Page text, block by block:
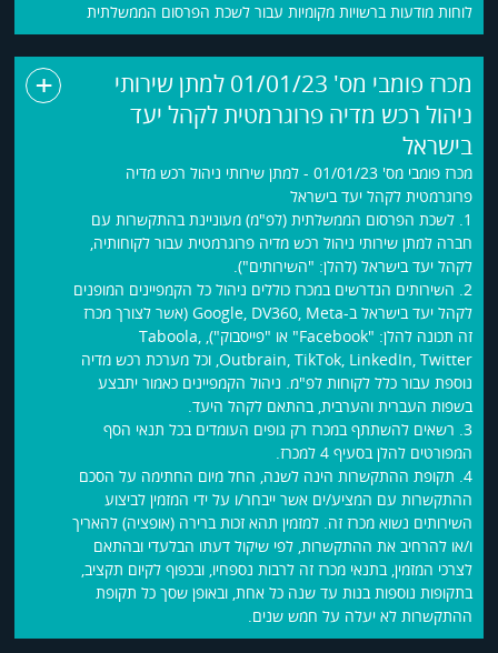
לוחות מודעות ברשויות מקומיות עבור לשכת הפרסום הממשלתית
מכרז פומבי מס' 01/01/23 למתן שירותי
ניהול רכש מדיה פרוגרמטית לקהל יעד
בישראל
מכרז פומבי מס' 01/01/23 - למתן שירותי ניהול רכש מדיה
פרוגרמטית לקהל יעד בישראל
1. לשכת הפרסום הממשלתית (לפ"מ) מעוניינת בהתקשרות עם
חברה למתן שירותי ניהול רכש מדיה פרוגרמטית עבור לקוחותיה,
לקהל יעד בישראל (להלן: "השירותים").
2. השירותים הנדרשים במכרז כוללים ניהול כל הקמפיינים המופנים
לקהל יעד בישראל ב-Google, DV360, Meta (אשר לצורך מכרז
זה תכונה להלן: "Facebook" או "פייסבוק"), Taboola,
Outbrain, TikTok, LinkedIn, Twitter, וכל מערכת רכש מדיה
נוספת עבור כלל לקוחות לפ"מ. ניהול הקמפיינים כאמור יתבצע
בשפות העברית והערבית, בהתאם לקהל היעד.
3. רשאים להשתתף במכרז רק גופים העומדים בכל תנאי הסף
המפורטים להלן בסעיף 4 למכרז.
4. תקופת ההתקשרות הינה לשנה, החל מיום החתימה על הסכם
ההתקשרות עם המציע/ים אשר ייבחר/ו על ידי המזמין לביצוע
השירותים נשוא מכרז זה. למזמין תהא זכות ברירה (אופציה) להאריך
ו/או להרחיב את ההתקשרות, לפי שיקול דעתו הבלעדי ובהתאם
לצרכי המזמין, בתנאי מכרז זה לרבות נספחיו, ובכפוף לקיום תקציב,
בתקופות נוספות בנות עד שנה כל אחת, ובאופן שסך כל תקופת
ההתקשרות לא יעלה על חמש שנים.
+